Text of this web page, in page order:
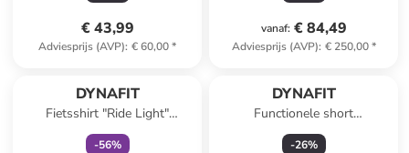
€ 43,99
Adviesprijs (AVP): € 60,00*
vanaf: € 84,49
Adviesprijs (AVP): € 250,00*
DYNAFIT
Fietsshirt "Ride Light"
turquoise
-56%
DYNAFIT
Functionele short
"TRAVERSE" grijs
-26%